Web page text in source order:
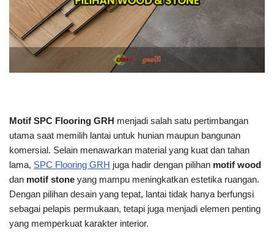
Motif SPC Flooring GRH menjadi salah satu pertimbangan
utama saat memilih lantai untuk hunian maupun bangunan
komersial. Selain menawarkan material yang kuat dan tahan
lama, SPC Flooring GRH juga hadir dengan pilihan motif wood
dan motif stone yang mampu meningkatkan estetika ruangan.
Dengan pilihan desain yang tepat, lantai tidak hanya berfungsi
sebagai pelapis permukaan, tetapi juga menjadi elemen penting
yang memperkuat karakter interior.